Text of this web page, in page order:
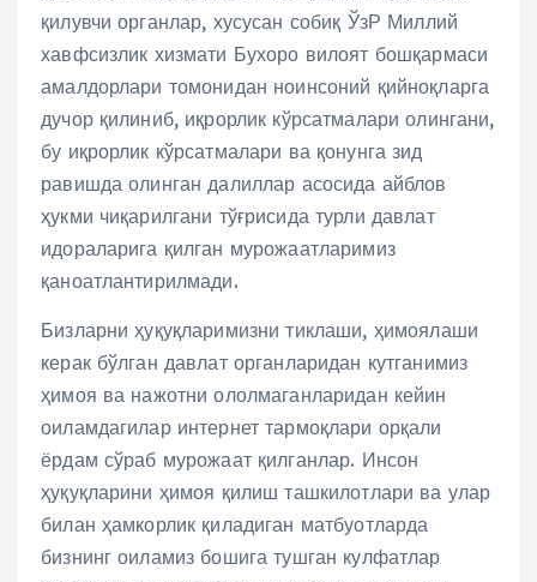
қилувчи органлар, хусусан собиқ ЎзР Миллий
хавфсизлик хизмати Бухоро вилоят бошқармаси
амалдорлари томонидан ноинсоний қийноқларга
дучор қилиниб, иқрорлик кўрсатмалари олингани,
бу иқрорлик кўрсатмалари ва қонунга зид
равишда олинган далиллар асосида айблов
ҳукми чиқарилгани тўғрисида турли давлат
идораларига қилган мурожаатларимиз
қаноатлантирилмади.
Бизларни ҳуқуқларимизни тиклаши, ҳимоялаши
керак бўлган давлат органларидан кутганимиз
ҳимоя ва нажотни ололмаганларидан кейин
оиламдагилар интернет тармоқлари орқали
ёрдам сўраб мурожаат қилганлар. Инсон
ҳуқуқларини ҳимоя қилиш ташкилотлари ва улар
билан ҳамкорлик қиладиган матбуотларда
бизнинг оиламиз бошига тушган кулфатлар